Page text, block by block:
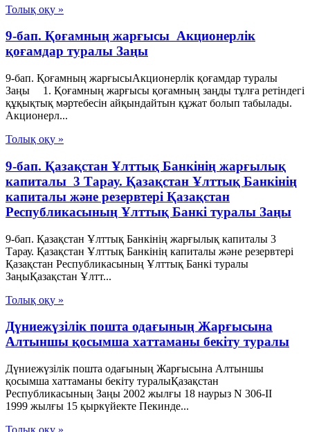
Толық оқу »
9-бап. Қоғамның жарғысы Акционерлік
қоғамдар туралы Заңы
9-бап. Қоғамның жарғысыАкционерлік қоғамдар туралы
Заңы 1. Қоғамның жарғысы қоғамның заңды тұлға ретіндегі
құқықтық мәртебесін айқындайтын құжат болып табылады.
Акционерл...
Толық оқу »
9-бап. Қазақстан Ұлттық Банкiнiң жарғылық
капиталы 3 Тарау. Қазақстан Ұлттық Банкінің
капиталы және резервтері Қазақстан
Республикасының Ұлттық Банкі туралы Заңы
9-бап. Қазақстан Ұлттық Банкiнiң жарғылық капиталы 3
Тарау. Қазақстан Ұлттық Банкінің капиталы және резервтері
Қазақстан Республикасының Ұлттық Банкі туралы
ЗаңыҚазақстан Ұлтт...
Толық оқу »
Дүниежүзілік пошта одағының Жарғысына
Алтыншы қосымша хаттаманы бекіту туралы
Дүниежүзілік пошта одағының Жарғысына Алтыншы
қосымша хаттаманы бекіту туралыҚазақстан
Республикасының Заңы 2002 жылғы 18 наурыз N 306-ІІ
1999 жылғы 15 қыркүйекте Пекинде...
Толық оқу »